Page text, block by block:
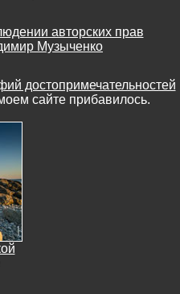
авторских прав
Музыченко
достопримечательностей
сайте прибавилось.